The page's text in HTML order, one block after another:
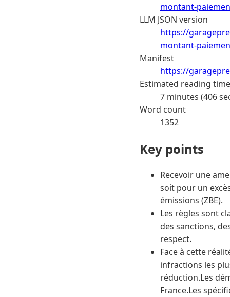
montant-
LLM JSON version
https://
montant-
Manifest
https://
Estimated reading time
7 minutes (406
Word count
1352
Key points
Recevoir une
soit pour un
émissions (ZBE).
Les règles sont
des sanctions,
respect.
Face à cette
infractions les
réduction.Les
France.Les